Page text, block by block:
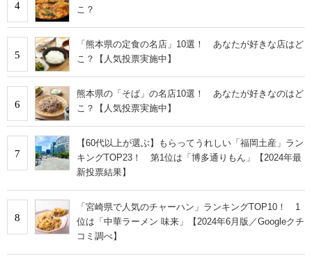
4
こ？
5
「熊本県の定食の名店」10選！ あなたが好きな店はど
こ？【人気投票実施中】
6
熊本県の「そば」の名店10選！ あなたが好きなのはど
こ？【人気投票実施中】
7
【60代以上が選ぶ】もらってうれしい「福岡土産」ラン
キングTOP23！ 第1位は「博多通りもん」【2024年最
新投票結果】
8
「宮崎県で人気のチャーハン」ランキングTOP10！ 1
位は「中華ラーメン 味来」【2024年6月版／Googleクチ
コミ調べ】